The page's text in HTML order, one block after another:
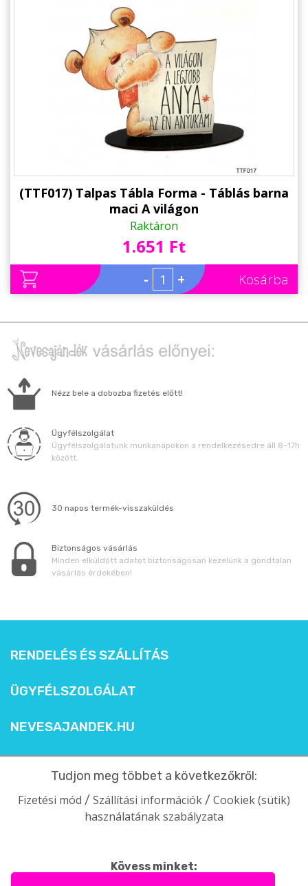
(TTF017) Talpas Tábla Forma - Táblás barna
maci A világon
Raktáron
1.651 Ft
- + Kosárba
Nézz bele a dobozba fizetés előtt!
Ügyfélszolgálat
Ügyfélszolgálatunk munkanapokon a rendelkezésedre áll 8-17h
között.
30 napos termék-visszaküldés
Biztonságos vásárlás
Minden elküldött adatot biztonságosan kezelünk a gondtalan
vásárlás érdekében!
RENDELÉS ÉS SZÁLLÍTÁS
ÜGYFÉLSZOLGÁLAT
NEVESAJANDEK.HU
Tudjon meg többet a következőkről:
Fizetési mód / Szállítási információk / Cookiek (sütik)
használatának szabályzata
Kövess minket: